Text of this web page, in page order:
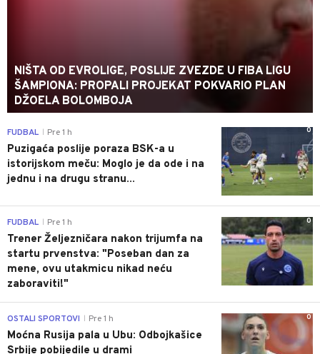
NIŠTA OD EVROLIGE, POSLIJE ZVEZDE U FIBA LIGU
ŠAMPIONA: PROPALI PROJEKAT POKVARIO PLAN
DŽOELA BOLOMBOJA
0
FUDBAL Pre 1 h
Puzigaća poslije poraza BSK-a u
istorijskom meču: Moglo je da ode i na
jednu i na drugu stranu...
0
FUDBAL Pre 1 h
Trener Željezničara nakon trijumfa na
startu prvenstva: "Poseban dan za
mene, ovu utakmicu nikad neću
zaboraviti!"
0
OSTALI SPORTOVI Pre 1 h
Moćna Rusija pala u Ubu: Odbojkašice
Srbije pobijedile u drami